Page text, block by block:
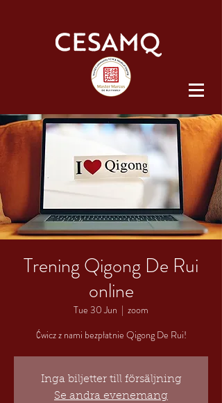
Trening Qigong De Rui
online
Tue 30 Jun
  |
zoom
Ćwicz z nami bezpłatnie Qigong De Rui!
Inga biljetter till försäljning
Se andra evenemang